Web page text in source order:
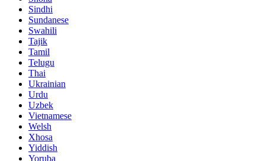
Sindhi
Sundanese
Swahili
Tajik
Tamil
Telugu
Thai
Ukrainian
Urdu
Uzbek
Vietnamese
Welsh
Xhosa
Yiddish
Yoruba